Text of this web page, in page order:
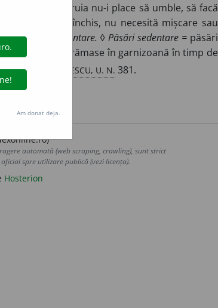
de acasă, căruia nu-i place să umble, să facă
un spațiu închis, nu necesită mișcare sau
nomade și sedentare. ◊Păsări sedentare = păsări
= trupe rămase în garnizoană în timp de
CAMIL PETRESCU, U. N. 381.
automată (web scraping, crawling), sunt strict
spre utilizare publică (vezi licența).
Hosterion
Am donat deja.